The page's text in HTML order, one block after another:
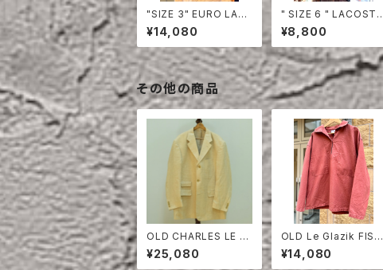
"SIZE 3" EURO LAC
OSTE POLO SHIRT
LONG SLEEVE
¥14,080
" SIZE 6 " LACOSTE
POLO SHIRT RED
¥8,800
その他の商品
OLD CHARLES LE G
OLF LINEN HERRING
BONE TAILORED JA
¥25,080
OLD Le Glazik FISH
ERMAN SMOCK ON
E WASH
¥14,080